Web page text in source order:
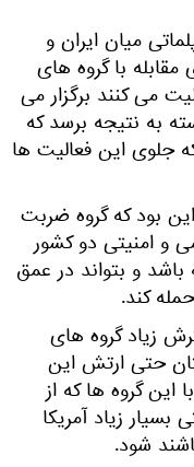
میان ایران و
با گروه های
می کنند برگزار می
به نتیجه برسد که
جلوی این فعالیت ها
بود که گروه ضربت
و امنیتی دو کشور
باشد و بتواند در عمق
کند.
زیاد گروه های
حتی ارتش این
این گروه ها که از
زیاد آمریکا
شود.